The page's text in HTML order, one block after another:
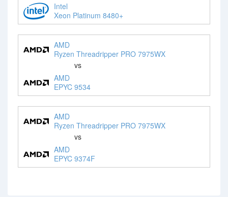
Intel
Xeon Platinum 8480+
AMD
Ryzen Threadripper PRO 7975WX
vs
AMD
EPYC 9534
AMD
Ryzen Threadripper PRO 7975WX
vs
AMD
EPYC 9374F